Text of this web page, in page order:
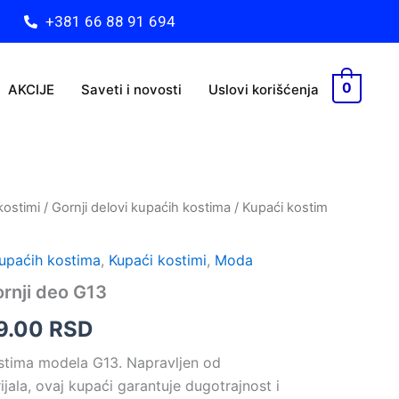
+381 66 88 91 694
AKCIJE Saveti i novosti Uslovi korišćenja 0
/ Gornji delovi kupaćih kostima / Kupaći kostim
kostima, Kupaći kostimi, Moda
deo G13
RSD.
RSD
Trenutna
cena
je:
modela G13. Napravljen od
ovaj kupaći garantuje dugotrajnost i
bila:
750.00 RSD.
299.00 RSD.